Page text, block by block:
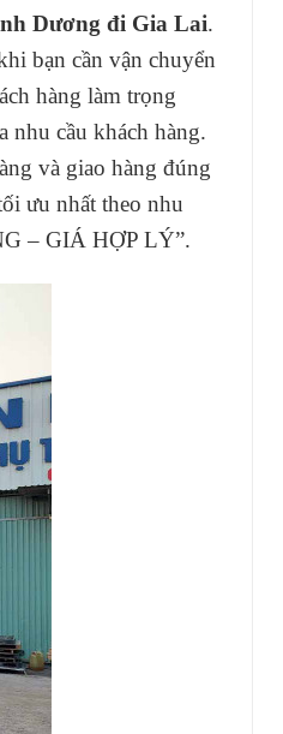
Dương đi Gia Lai.
bạn cần vận chuyển
hàng làm trọng
cầu khách hàng.
và giao hàng đúng
ưu nhất theo nhu
– GIÁ HỢP LÝ”.